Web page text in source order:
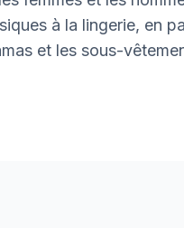
à la lingerie, en
et les sous-